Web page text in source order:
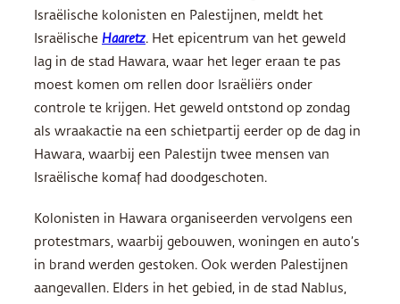
Israëlische kolonisten en Palestijnen, meldt het
Israëlische Haaretz. Het epicentrum van het geweld
lag in de stad Hawara, waar het leger eraan te pas
moest komen om rellen door Israëliërs onder
controle te krijgen. Het geweld ontstond op zondag
als wraakactie na een schietpartij eerder op de dag in
Hawara, waarbij een Palestijn twee mensen van
Israëlische komaf had doodgeschoten.
Kolonisten in Hawara organiseerden vervolgens een
protestmars, waarbij gebouwen, woningen en auto’s
in brand werden gestoken. Ook werden Palestijnen
aangevallen. Elders in het gebied, in de stad Nablus,